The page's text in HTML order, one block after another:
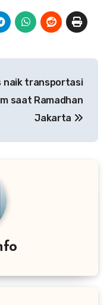
naik transportasi
saat Ramadhan
Jakarta